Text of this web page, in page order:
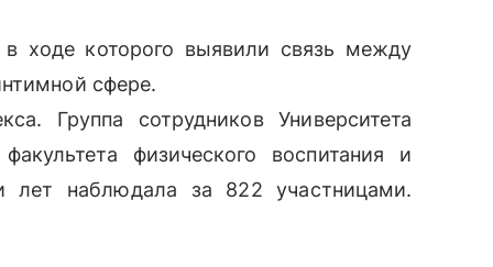
ходе которого выявили связь между
сфере.
Группа сотрудников Университета
физического воспитания и
наблюдала за 822 участницами.